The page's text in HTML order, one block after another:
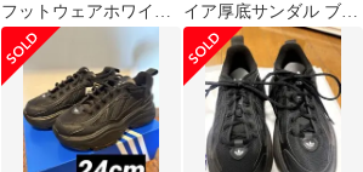
フットウェアホワイト
グリーンオキサイド
adidas OZGAIA W
FTWWHT/FTWWHT/G
REONE ig6047 靴 シュ
ーズ スニーカー ローカ
ット ウィメンズ レディ
イア厚底サンダル ブラ
ック